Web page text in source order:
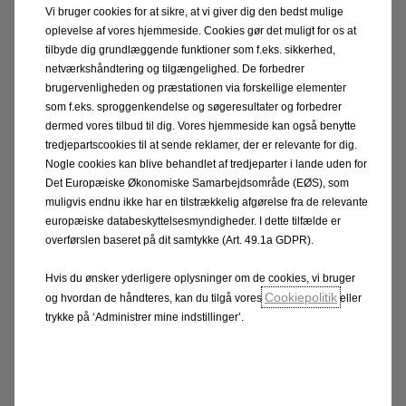
På Experimental er de to bærende designelementer,
ligesom på alle nuværende Opel-modeller, Opel
Compass og Opel Vizor grillen. Opel Compass dannes
af den vertikale midterlinje på kølerhjelmen og de
horisontale kørelys, mens Vizor er den vandrette grill,
der er bilens ansigt og er inspireret af historiske Opel-
modeller. På konceptbilen er begge blevet redesignet
og illumineret, så de tydeligere fremhæver den
tilsvarende oplyste Opel-blitz (Opels logo) placeret i
de to elementers midte. Tilsvarende replikeres Opel
Compass på bagenden via den horisontale baglygte-
stribe, der ligesom på fronten, møder den vertikale
midterlinje.
Vi bruger cookies for at sikre, at vi giver dig den bedst mulige
oplevelse af vores hjemmeside. Cookies gør det muligt for os at
tilbyde dig grundlæggende funktioner som f.eks. sikkerhed,
netværkshåndtering og tilgængelighed. De forbedrer
brugervenligheden og præstationen via forskellige elementer
som f.eks. sproggenkendelse og søgeresultater og forbedrer
dermed vores tilbud til dig. Vores hjemmeside kan også benytte
tredjepartscookies til at sende reklamer, der er relevante for dig.
Nogle cookies kan blive behandlet af tredjeparter i lande uden for
Det Europæiske Økonomiske Samarbejdsområde (EØS), som
muligvis endnu ikke har en tilstrækkelig afgørelse fra de relevante
europæiske databeskyttelsesmyndigheder. I dette tilfælde er
overførslen baseret på dit samtykke (Art. 49.1a GDPR).
Hvis du ønsker yderligere oplysninger om de cookies, vi bruger
og hvordan de håndteres, kan du tilgå vores Cookiepolitik eller
trykke på ‘Administrer mine indstillinger’.